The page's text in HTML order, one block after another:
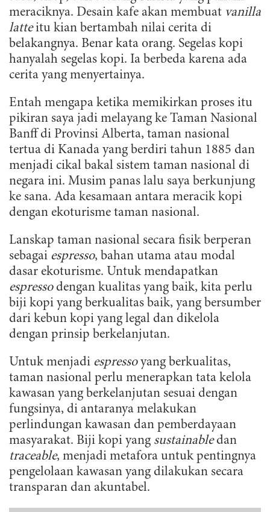
meraciknya. Desain kafe akan membuat vanilla
latteitu kian bertambah nilai cerita di
belakangnya. Benar kata orang. Segelas kopi
hanyalah segelas kopi. Ia berbeda karena ada
cerita yang menyertainya.
Entah mengapa ketika memikirkan proses itu
pikiran saya jadi melayang ke Taman Nasional
Banff di Provinsi Alberta, taman nasional
tertua di Kanada yang berdiri tahun 1885 dan
menjadi cikal bakal sistem taman nasional di
negara ini. Musim panas lalu saya berkunjung
ke sana. Ada kesamaan antara meracik kopi
dengan ekoturisme taman nasional.
Lanskap taman nasional secara fisik berperan
sebagai espresso, bahan utama atau modal
dasar ekoturisme. Untuk mendapatkan
espressodengan kualitas yang baik, kita perlu
biji kopi yang berkualitas baik, yang bersumber
dari kebun kopi yang legal dan dikelola
dengan prinsip berkelanjutan.
Untuk menjadi espressoyang berkualitas,
taman nasional perlu menerapkan tata kelola
kawasan yang berkelanjutan sesuai dengan
fungsinya, di antaranya melakukan
perlindungan kawasan dan pemberdayaan
masyarakat. Biji kopi yang sustainabledan
traceable, menjadi metafora untuk pentingnya
pengelolaan kawasan yang dilakukan secara
transparan dan akuntabel.